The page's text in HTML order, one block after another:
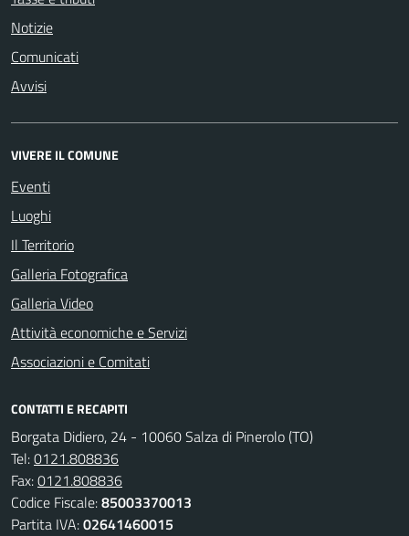
Notizie
Comunicati
Avvisi
VIVERE IL COMUNE
Eventi
Luoghi
Il Territorio
Galleria Fotografica
Galleria Video
Attività economiche e Servizi
Associazioni e Comitati
CONTATTI E RECAPITI
Borgata Didiero, 24 - 10060 Salza di Pinerolo (TO)
Tel:0121.808836
Fax:0121.808836
Codice Fiscale:85003370013
Partita IVA:02641460015